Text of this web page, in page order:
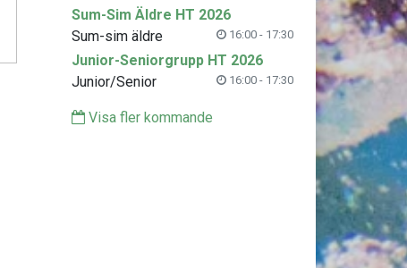
Sum-Sim Äldre HT 2026
16:00 - 17:30
Sum-sim äldre
Junior-Seniorgrupp HT 2026
16:00 - 17:30
Junior/Senior
Visa fler kommande